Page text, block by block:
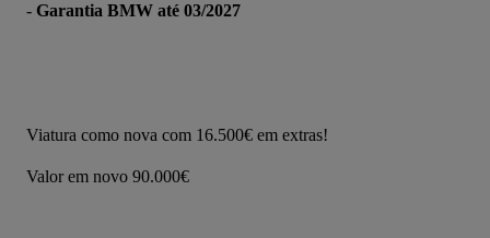
- Garantia BMW até 03/2027
Viatura como nova com 16.500€ em extras!
Valor em novo 90.000€